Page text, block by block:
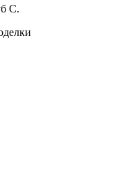
С.